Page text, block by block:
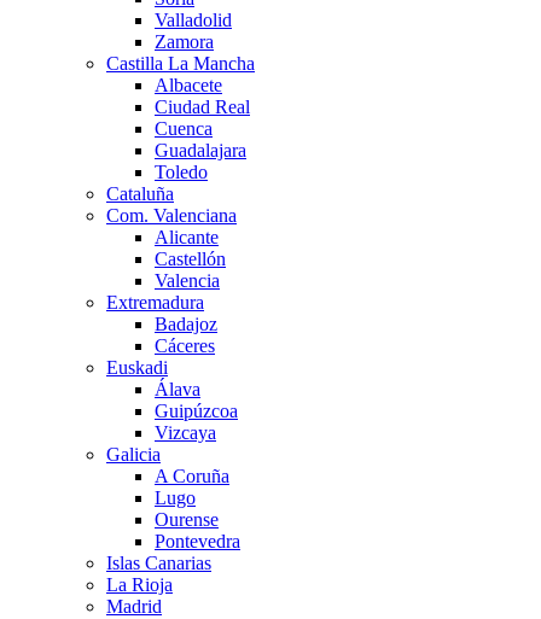
Valladolid
Zamora
Castilla La Mancha
Albacete
Ciudad Real
Cuenca
Guadalajara
Toledo
Cataluña
Com. Valenciana
Alicante
Castellón
Valencia
Extremadura
Badajoz
Cáceres
Euskadi
Álava
Guipúzcoa
Vizcaya
Galicia
A Coruña
Lugo
Ourense
Pontevedra
Islas Canarias
La Rioja
Madrid